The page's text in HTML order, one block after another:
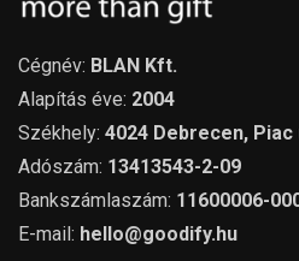
Cégnév: BLAN Kft.
Alapítás éve: 2004
Székhely: 4024 Debrecen, Piac
Adószám: 13413543-2-09
Bankszámlaszám: 11600006-
E-mail: hello@goodify.hu